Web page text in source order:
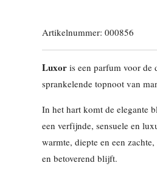
Artikelnummer: 000856
Luxor is een parfum voor de
sprankelende topnoot van
In het hart komt de elegante
een verfijnde, sensuele en
warmte, diepte en een
en betoverend blijft.